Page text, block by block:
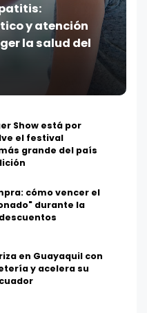
y atención
la salud del
Show está por
el festival
grande del país
cómo vencer el
durante la
en Guayaquil con
y acelera su